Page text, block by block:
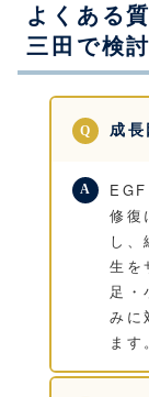
よくある
三田で検
成
修復
し
生を
足
みに
ます